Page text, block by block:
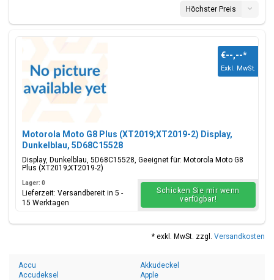
Höchster Preis
Motorola Moto G8 Plus (XT2019;XT2019-2) Display,
Dunkelblau, 5D68C15528
Display, Dunkelblau, 5D68C15528, Geeignet für: Motorola Moto G8
Plus (XT2019;XT2019-2)
€--,--*
Exkl. MwSt.
Lager: 0
Lieferzeit: Versandbereit in 5 -
15 Werktagen
Schicken Sie mir wenn
verfügbar!
* exkl. MwSt. zzgl. Versandkosten
Accu
Accudeksel
Akkudeckel
Apple